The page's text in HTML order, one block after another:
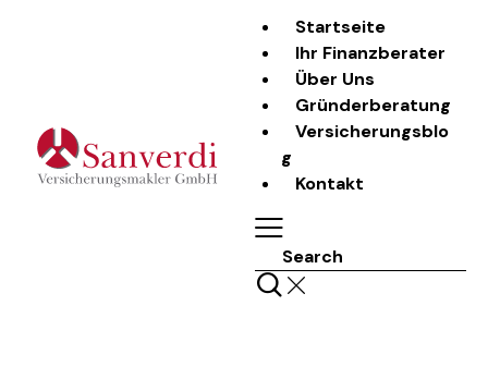
Startseite
Ihr Finanzberater
Über Uns
Gründerberatung
Versicherungsblo
g
Kontakt
Search